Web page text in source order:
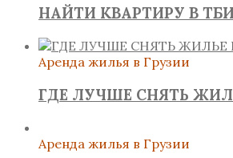
НАЙТИ КВАРТИРУ В
Аренда жилья в Грузии
ГДЕ ЛУЧШЕ СНЯТЬ
Аренда жилья в Грузии